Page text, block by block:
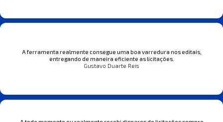
A ferramenta realmente consegue uma boa varredura nos editais,
entregando de maneira eficiente as licitações.
Gustavo Duarte Reis